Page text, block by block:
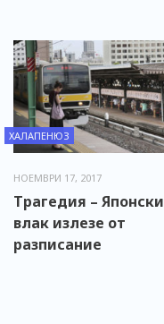
ХАЛАПЕНЮЗ
НОЕМВРИ 17, 2017
Трагедия – Японски
влак излезе от
разписание